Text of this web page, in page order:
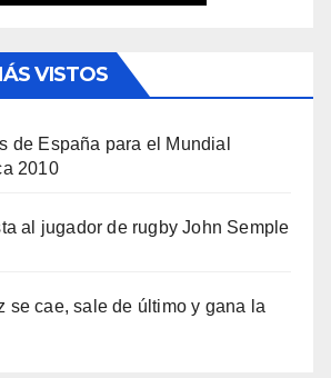
VISTOS
de España para el Mundial
2010
al jugador de rugby John Semple
se cae, sale de último y gana la